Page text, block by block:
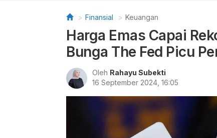
Finansial Keuangan
Harga Emas Capai
Bunga The Fed Picu
Oleh Rahayu Subekti
16 September 2024, 16:05